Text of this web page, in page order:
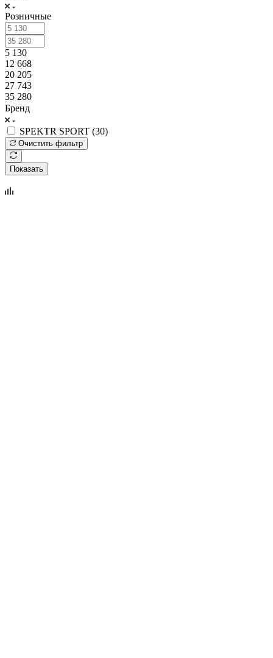
Розничные
5 130
12 668
20 205
27 743
35 280
Бренд
SPEKTR SPORT (30)
Очистить фильтр
Показать